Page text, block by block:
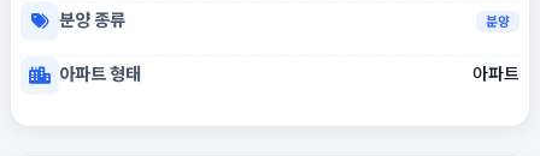
분양 종류 분양
아파트 형태 아파트